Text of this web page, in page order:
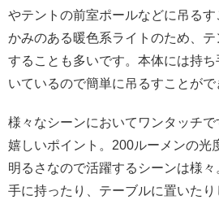
やテントの前室ポールなどに吊る
かみのある暖色系ライトのため、
することも多いです。本体には持
いているので簡単に吊るすことがで
様々なシーンにおいてワンタッチ
嬉しいポイント。200ルーメンの光
明るさなので活躍するシーンは様
手に持ったり、テーブルに置いたり